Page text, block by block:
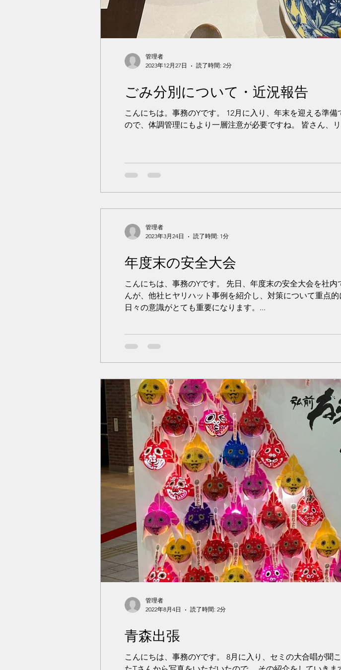
ごみ分別について・近況報告
こんにちは。事務のYです。 12月に入り、年末を迎える準
ので、体調管理にもより一層注意が必要ですね。 皆さん、
管理者
2023年12月27日
読了時間: 2分
年度末の安全大会
こんにちは、事務のYです。 先日、年度末の安全大会を社
んが、他社ヒヤリハット事例を紹介し、対策について重点
日々の意識がとても重要になります。...
管理者
2023年3月24日
読了時間: 1分
青森出張
こんにちは、事務のYです。 8月に入り、セミの大合唱が聞
管理者
2022年8月4日
読了時間: 2分